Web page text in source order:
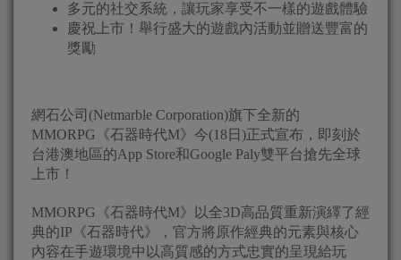
多元的社交系統，讓玩家享受不一樣的遊戲體驗
慶祝上市！舉行盛大的遊戲內活動並贈送豐富的
獎勵
網石公司(Netmarble Corporation)旗下全新的
MMORPG《石器時代M》今(18日)正式宣布，即刻於
台港澳地區的App Store和Google Paly雙平台搶先全球
上市！
MMORPG《石器時代M》以全3D高品質重新演繹了經
典的IP《石器時代》，官方將原作經典的元素與核心
內容在手遊環境中以高質感的方式忠實的呈現給玩